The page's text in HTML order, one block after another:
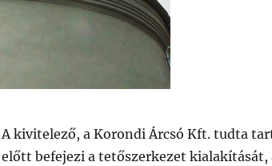
A kivitelező, a Korondi Árcsó Kft. tudta
előtt befejezi a tetőszerkezet